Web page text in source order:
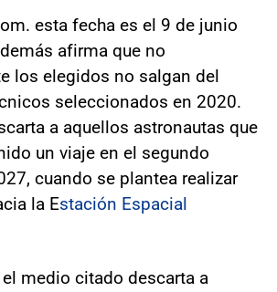
esta fecha es el 9 de junio
afirma que no
los elegidos no salgan del
seleccionados en 2020.
a aquellos astronautas que
un viaje en el segundo
cuando se plantea realizar
la Estación Espacial
medio citado descarta a